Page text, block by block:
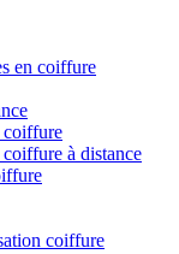
en coiffure
coiffure
à distance
coiffure